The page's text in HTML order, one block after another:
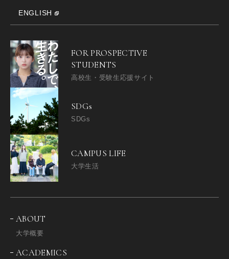
ENGLISH
FOR PROSPECTIVE
STUDENTS
高校生・受験生応援サイト
SDGs
SDGs
CAMPUS LIFE
大学生活
ABOUT
大学概要
ACADEMICS